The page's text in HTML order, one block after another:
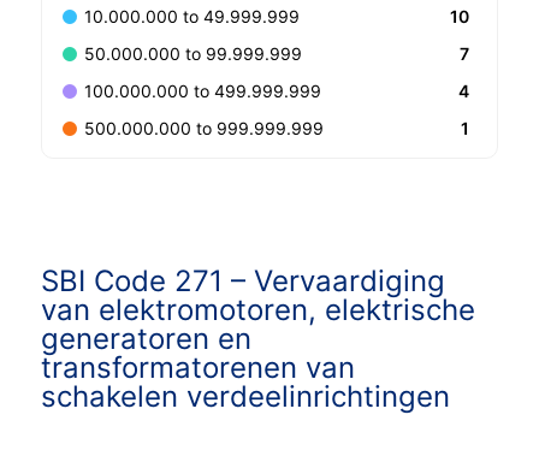
10.000.000 to 49.999.999
10
50.000.000 to 99.999.999
7
100.000.000 to 499.999.999
4
500.000.000 to 999.999.999
1
SBI Code 271 – Vervaardiging
van elektromotoren, elektrische
generatoren en
transformatorenen van
schakelen verdeelinrichtingen